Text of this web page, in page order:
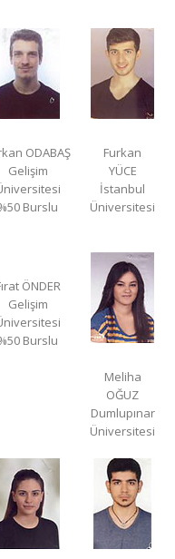
ODABAŞ
Gelişim
Burslu
Furkan
YÜCE
İstanbul
Üniversitesi
ÖNDER
Gelişim
Burslu
Meliha
OĞUZ
Dumlupınar
Üniversitesi